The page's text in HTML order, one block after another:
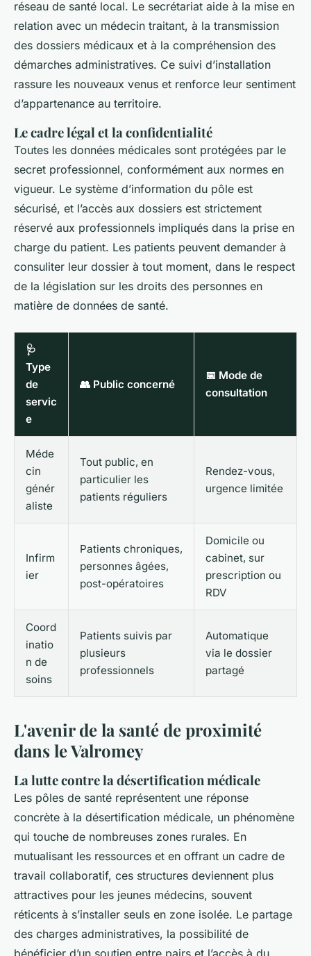
réseau de santé local. Le secrétariat aide à la mise en
relation avec un médecin traitant, à la transmission
des dossiers médicaux et à la compréhension des
démarches administratives. Ce suivi d’installation
rassure les nouveaux venus et renforce leur sentiment
d’appartenance au territoire.
Le cadre légal et la confidentialité
Toutes les données médicales sont protégées par le
secret professionnel, conformément aux normes en
vigueur. Le système d’information du pôle est
sécurisé, et l’accès aux dossiers est strictement
réservé aux professionnels impliqués dans la prise en
charge du patient. Les patients peuvent demander à
consuliter leur dossier à tout moment, dans le respect
de la législation sur les droits des personnes en
matière de données de santé.
🩺
Type
de
servic
e
👥 Public concerné
📅 Mode de
consultation
Méde
cin
génér
aliste
Tout public, en
particulier les
patients réguliers
Rendez-vous,
urgence limitée
Infirm
ier
Patients chroniques,
personnes âgées,
post-opératoires
Domicile ou
cabinet, sur
prescription ou
RDV
Coord
inatio
n de
soins
Patients suivis par
plusieurs
professionnels
Automatique
via le dossier
partagé
L'avenir de la santé de proximité
dans le Valromey
La lutte contre la désertification médicale
Les pôles de santé représentent une réponse
concrète à la désertification médicale, un phénomène
qui touche de nombreuses zones rurales. En
mutualisant les ressources et en offrant un cadre de
travail collaboratif, ces structures deviennent plus
attractives pour les jeunes médecins, souvent
réticents à s’installer seuls en zone isolée. Le partage
des charges administratives, la possibilité de
bénéficier d’un soutien entre pairs et l’accès à du